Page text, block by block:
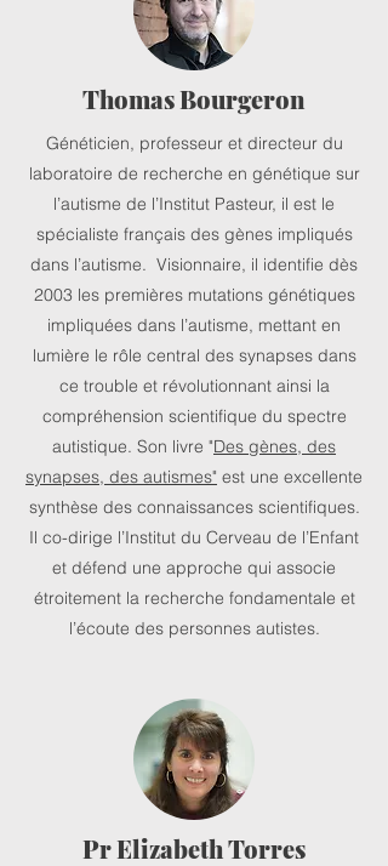
Thomas Bourgeron
Généticien, professeur et directeur du
laboratoire de recherche en génétique sur
l’autisme de l’Institut Pasteur, il est le
spécialiste français des gènes impliqués
dans l’autisme. Visionnaire, il identifie dès
2003 les premières mutations génétiques
impliquées dans l’autisme, mettant en
lumière le rôle central des synapses dans
ce trouble et révolutionnant ainsi la
compréhension scientifique du spectre
autistique. Son livre "Des gènes, des
synapses, des autismes" est une excellente
synthèse des connaissances scientifiques.
Il co-dirige l’Institut du Cerveau de l’Enfant
et défend une approche qui associe
étroitement la recherche fondamentale et
l’écoute des personnes autistes.
Pr Elizabeth Torres